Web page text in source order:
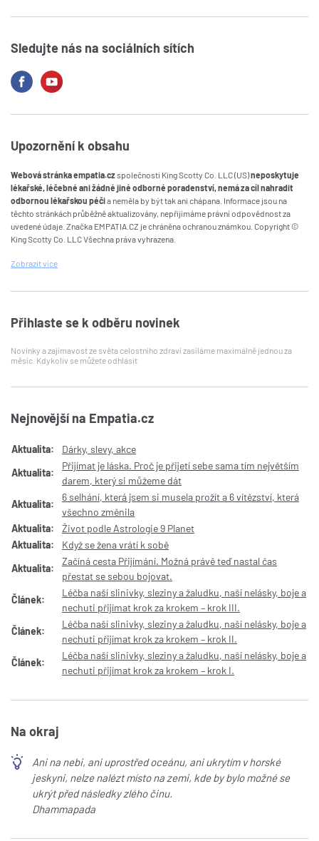
Sledujte nás na sociálních sítích
Upozornění k obsahu
Webová stránka empatia.czspolečnosti King Scotty Co. LLC (US)neposkytuje
lékařské, léčebné ani žádné jiné odborné poradenství, nemá za cíl nahradit
odbornou lékařskou péčia neměla by být tak ani chápana. Informace jsou na
těchto stránkách průběžně aktualizovány, nepřijímáme právní odpovědnost za
uvedené údaje. Značka EMPATIA.CZ je chráněna ochranou známkou. Copyright ©
King Scotty Co. LLC Všechna práva vyhrazena.
Zobrazitvíce
Přihlaste se k odběru novinek
Novinky a zajímavost ze světa celostního zdraví zasíláme maximálně jednou za
měsíc. Kdykoliv se můžete odhlásit
Nejnovější na Empatia.cz
Aktualita:
Dárky, slevy, akce
Aktualita:
Přijímat je láska. Proč je přijetí sebe sama tím největším
darem, který si můžeme dát
Aktualita:
6 selhání, která jsem si musela prožít a 6 vítězství, která
všechno změnila
Aktualita:
Život podle Astrologie 9 Planet
Aktualita:
Když se žena vrátí k sobě
Aktualita:
Začíná cesta Přijímání. Možná právě teď nastal čas
přestat se sebou bojovat.
Článek:
Léčba naší slinivky, sleziny a žaludku, naší nelásky, boje a
nechuti přijímat krok za krokem – krok III.
Článek:
Léčba naší slinivky, sleziny a žaludku, naší nelásky, boje a
nechuti přijímat krok za krokem – krok II.
Článek:
Léčba naší slinivky, sleziny a žaludku, naší nelásky, boje a
nechuti přijímat krok za krokem – krok I.
Na okraj
Ani na nebi, ani uprostřed oceánu, ani ukrytím v horské
jeskyni, nelze nalézt místo na zemi, kde by bylo možné se
ukrýt před následky zlého činu.
Dhammapada